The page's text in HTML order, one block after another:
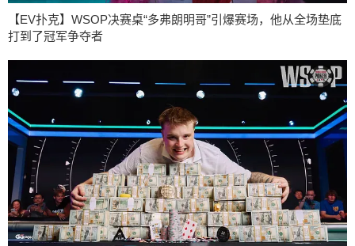
【EV扑克】WSOP决赛桌“多弗朗明哥”引爆赛场，他从全场垫底
打到了冠军争夺者